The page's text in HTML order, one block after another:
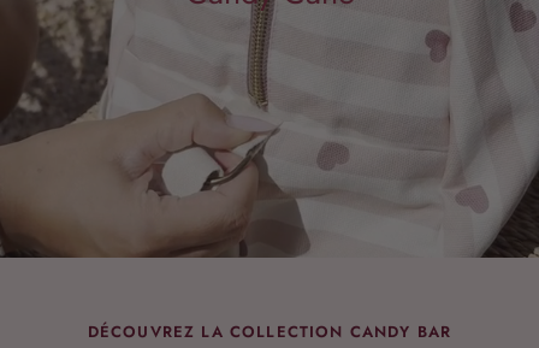
DÉCOUVREZ LA COLLECTION CANDY BAR